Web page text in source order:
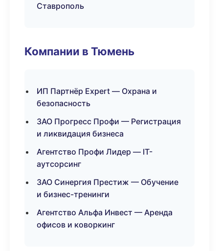
Ставрополь
Компании в Тюмень
ИП Партнёр Expert — Охрана и
безопасность
ЗАО Прогресс Профи — Регистрация
и ликвидация бизнеса
Агентство Профи Лидер — IT-
аутсорсинг
ЗАО Синергия Престиж — Обучение
и бизнес-тренинги
Агентство Альфа Инвест — Аренда
офисов и коворкинг